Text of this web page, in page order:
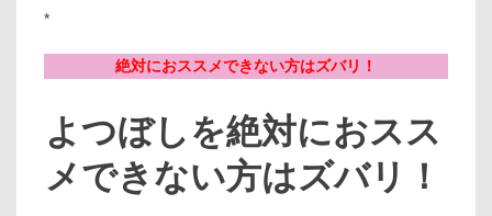
*
絶対におススメできない方はズバリ！
よつぼしを絶対におスス
メできない方はズバリ！